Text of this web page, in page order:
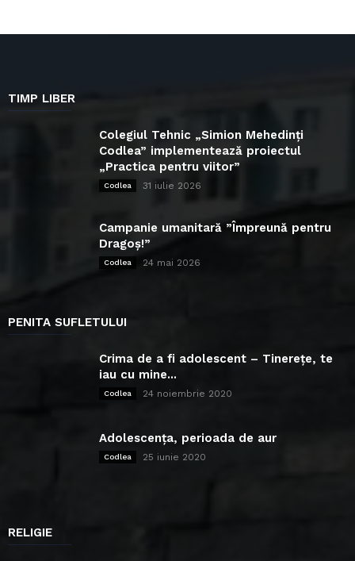
TIMP LIBER
Colegiul Tehnic „Simion Mehedinți
Codlea” implementează proiectul
„Practica pentru viitor”
Codlea 31 iulie 2026
Campanie umanitară ”Împreună pentru
Dragoș!”
Codlea 24 mai 2026
PENITA SUFLETULUI
Crima de a fi adolescent – Tinerețe, te
iau cu mine...
Codlea 24 noiembrie 2020
Adolescența, perioada de aur
Codlea 25 iunie 2020
RELIGIE